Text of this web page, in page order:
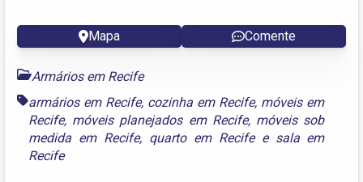
Mapa Comente
Armários em Recife
armários em Recife, cozinha em Recife, móveis em
Recife, móveis planejados em Recife, móveis sob
medida em Recife, quarto em Recifee sala em
Recife